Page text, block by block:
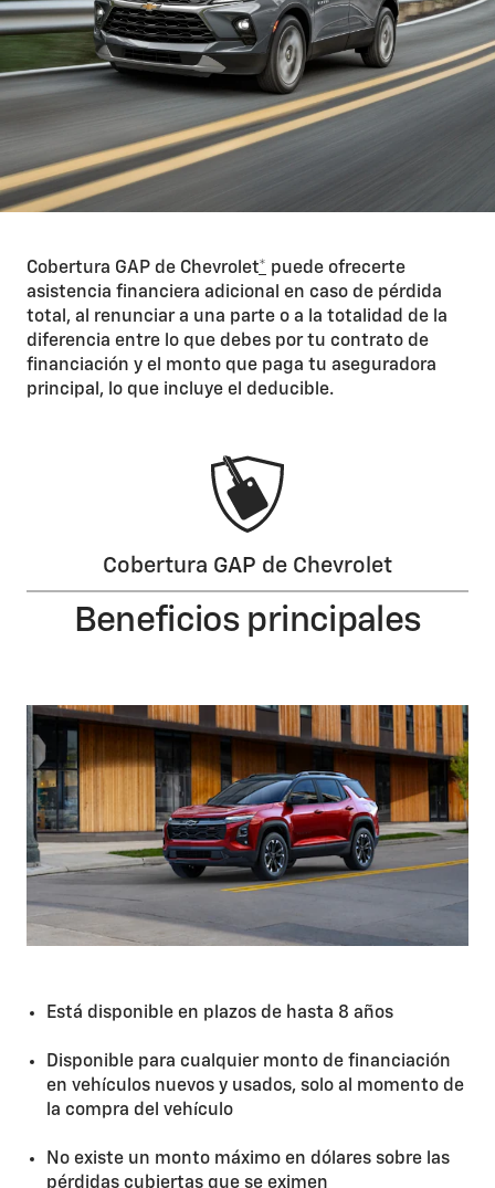
Cobertura GAP de Chevrolet* puede ofrecerte
asistencia financiera adicional en caso de pérdida
total, al renunciar a una parte o a la totalidad de la
diferencia entre lo que debes por tu contrato de
financiación y el monto que paga tu aseguradora
principal, lo que incluye el deducible.
Cobertura GAP de Chevrolet
Beneficios principales
Está disponible en plazos de hasta 8 años
Disponible para cualquier monto de financiación
en vehículos nuevos y usados, solo al momento de
la compra del vehículo
No existe un monto máximo en dólares sobre las
pérdidas cubiertas que se eximen